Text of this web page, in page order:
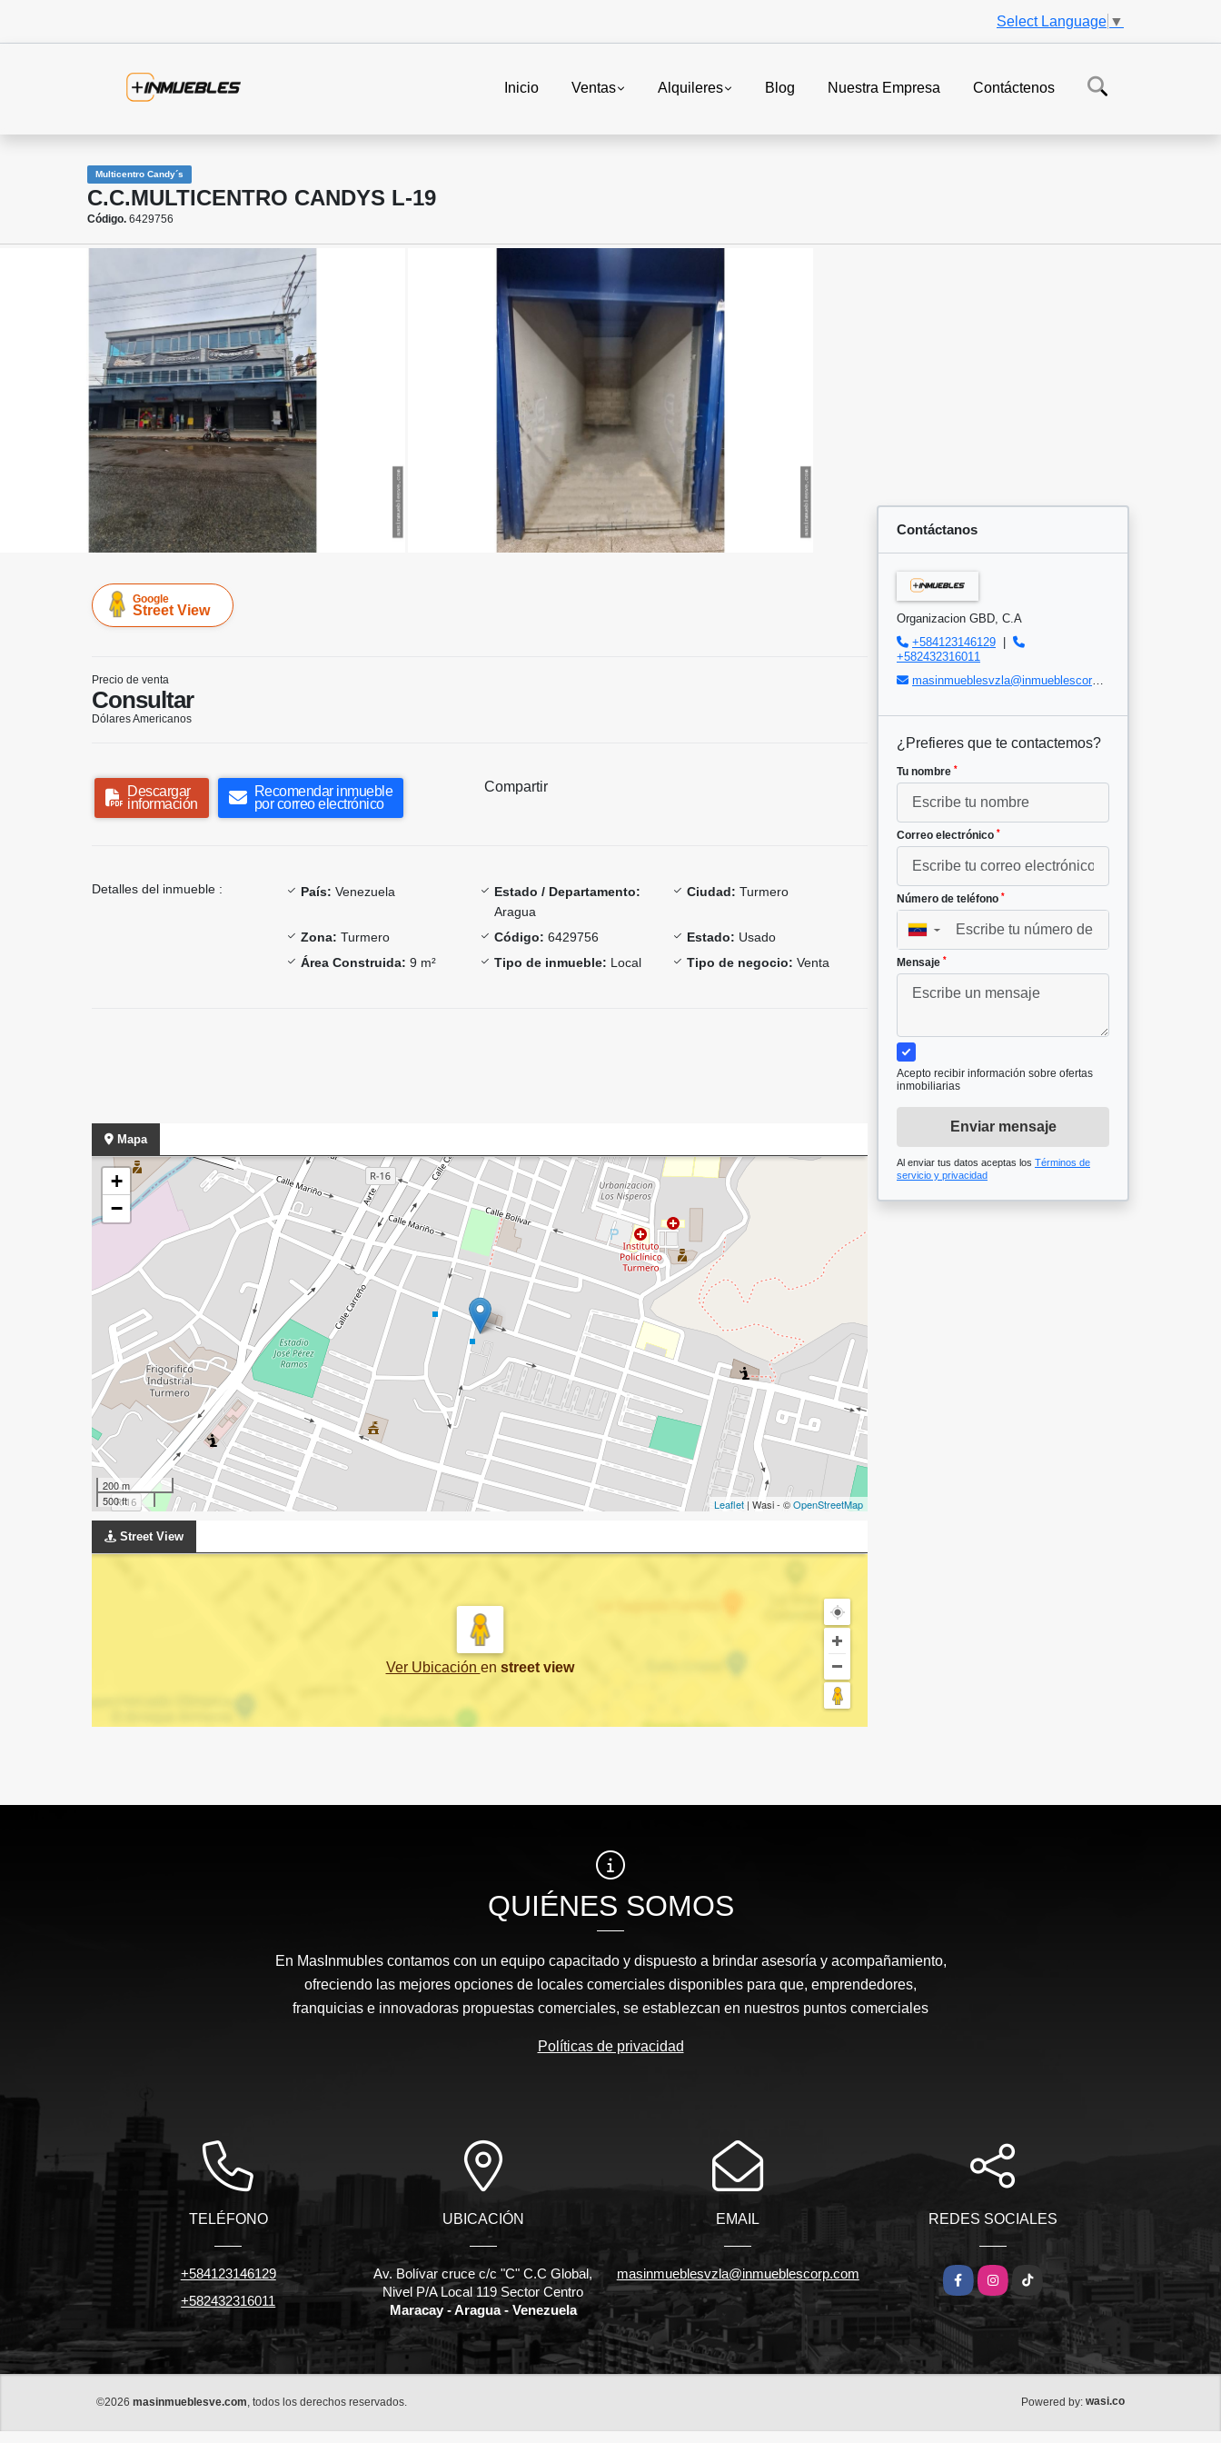
Select Language ▼
Inicio Ventas Alquileres Blog Nuestra Empresa Contáctenos
Multicentro Candy´s
C.C.MULTICENTRO CANDYS L-19
Código. 6429756
Google
Street View
Precio de venta
Consultar
Dólares Americanos
Descargar
información
Recomendar inmueble
por correo electrónico
Compartir
Detalles del inmueble : País: Venezuela
Estado / Departamento:
Aragua
Ciudad: Turmero
Zona: Turmero Código: 6429756 Estado: Usado
Área Construida: 9 m² Tipo de inmueble: Local Tipo de negocio: Venta
Mapa
+
−
200 m
500 ft
Leaflet | Wasi - ©OpenStreetMap
Street View
Ver Ubicación en street view
Contáctanos
Organizacion GBD, C.A
+584123146129
+582432316011
masinmueblesvzla@inmueblescorp.com
¿Prefieres que te contactemos?
Tu nombre *
Correo electrónico *
Número de teléfono *
▼
Mensaje *
Acepto recibir información sobre ofertas
inmobiliarias
Enviar mensaje
Al enviar tus datos aceptas los Términos de
servicio y privacidad
QUIÉNES SOMOS
En MasInmubles contamos con un equipo capacitado y dispuesto a brindar asesoría y acompañamiento,
ofreciendo las mejores opciones de locales comerciales disponibles para que, emprendedores,
franquicias e innovadoras propuestas comerciales, se establezcan en nuestros puntos comerciales
Políticas de privacidad
TELÉFONO
+584123146129
+582432316011
UBICACIÓN
Av. Bolívar cruce c/c "C" C.C Global,
Nivel P/A Local 119 Sector Centro
Maracay - Aragua - Venezuela
EMAIL
masinmueblesvzla@inmueblescorp.com
REDES SOCIALES
FacebookInstagram
TikTok
©2026 masinmueblesve.com , todos los derechos reservados. Powered by: wasi.co